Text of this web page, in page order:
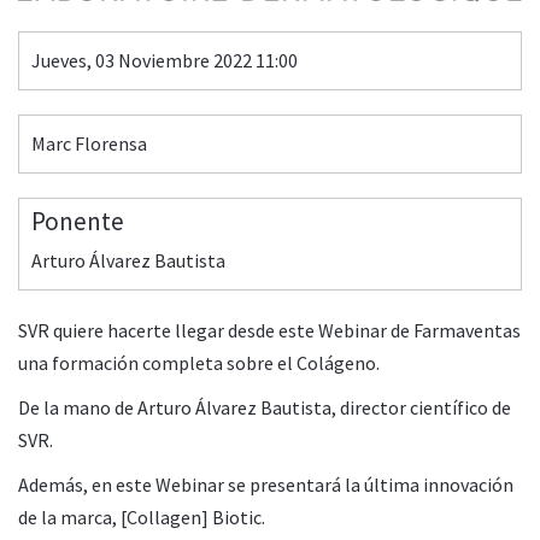
Jueves, 03 Noviembre 2022 11:00
Marc Florensa
Ponente
Arturo Álvarez Bautista
SVR quiere hacerte llegar desde este Webinar de Farmaventas
una formación completa sobre el Colágeno.
De la mano de Arturo Álvarez Bautista, director científico de
SVR.
Además, en este Webinar se presentará la última innovación
de la marca, [Collagen] Biotic.